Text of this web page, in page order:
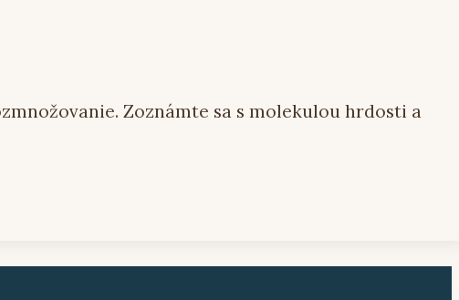
Zoznámte sa s molekulou hrdosti a